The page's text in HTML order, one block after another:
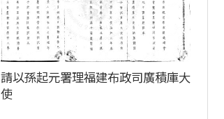
請以孫起元署理福建布政司廣積庫大
使